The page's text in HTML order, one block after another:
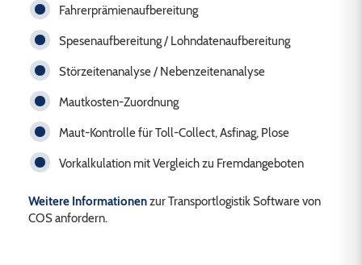
Fahrerprämienaufbereitung
Spesenaufbereitung / Lohndatenaufbereitung
Störzeitenanalyse / Nebenzeitenanalyse
Mautkosten-Zuordnung
Maut-Kontrolle für Toll-Collect, Asfinag, Plose
Vorkalkulation mit Vergleich zu Fremdangeboten
Weitere Informationenzur Transportlogistik Software von
COS anfordern.